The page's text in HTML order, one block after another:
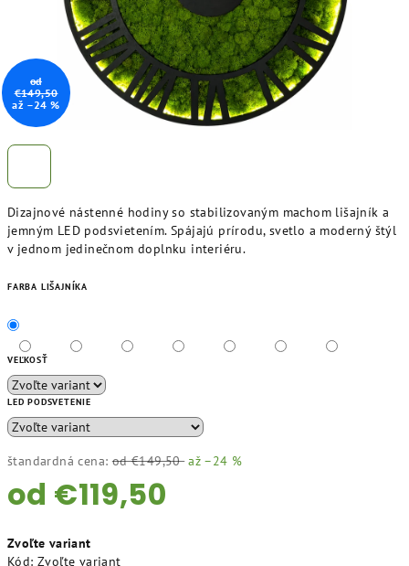
Dizajnové nástenné hodiny so stabilizovaným machom lišajník a
jemným LED podsvietením. Spájajú prírodu, svetlo a moderný štýl
v jednom jedinečnom doplnku interiéru.
FARBA LIŠAJNÍKA
VEĽKOSŤ
LED PODSVETENIE
štandardná cena: od €149,50 až –24 %
od €119,50
cena:
Zvoľte variant
Kód: Zvoľte variant
od
€149,50
až –24 %